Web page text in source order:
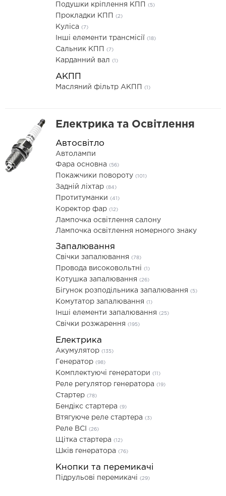
Подушки кріплення КПП (5)
Прокладки КПП (2)
Куліса (7)
Інші елементи трансмісії (18)
Сальник КПП (7)
Карданний вал (1)
АКПП
Масляний фільтр АКПП (1)
Електрика та Освітлення
Автосвітло
Автолампи
Фара основна (56)
Покажчики повороту (101)
Задній ліхтар (84)
Протитуманки (41)
Коректор фар (12)
Лампочка освітлення салону
Лампочка освітлення номерного знаку
Запалювання
Свічки запалювання (78)
Провода високовольтні (1)
Котушка запалювання (26)
Бігунок розподільника запалювання (5)
Комутатор запалювання (1)
Інші елементи запалювання (25)
Свічки розжарення (195)
Електрика
Акумулятор (135)
Генератор (98)
Комплектуючі генератори (11)
Реле регулятор генератора (19)
Стартер (78)
Бендікс стартера (9)
Втягуюче реле стартера (3)
Реле ВСІ (26)
Щітка стартера (12)
Шків генератора (76)
Кнопки та перемикачі
Підрульові перемикачі (29)